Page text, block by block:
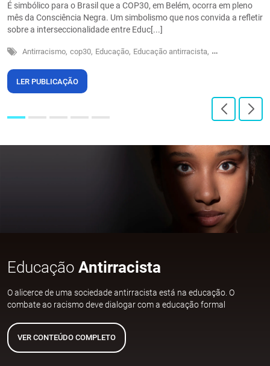
É simbólico para o Brasil que a COP30, em Belém, ocorra em pleno
mês da Consciência Negra. Um simbolismo que nos convida a refletir
sobre a interseccionalidade entre Educ[...]
Antirracismo, cop30, Educação, Educação antirracista, Sustentabilidade
LER PUBLICAÇÃO
Educação Antirracista
O alicerce de uma sociedade antirracista está na educação. O
combate ao racismo deve dialogar com a educação formal
VER CONTEÚDO COMPLETO